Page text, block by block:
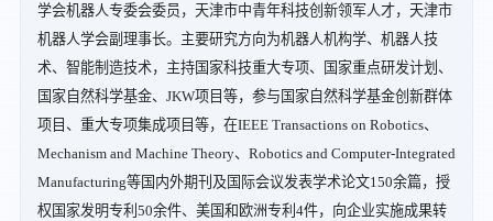
学会机器人专委会委员，天津市中青年科技创新领军人才，天津市
机器人学会副理事长。主要研究方向为机器人机构学、机器人技
术、智能制造技术，主持国家科技重大专项、国家重点研发计划、
国家自然科学基金、JKW项目等，参与国家自然科学基金创新群体
项目、重大专项集成项目等，在IEEE Transactions on Robotics、
Mechanism and Machine Theory、Robotics and Computer-Integrated
Manufacturing等国内外期刊及国际会议发表学术论文150余篇，授
权国家发明专利50余件、美国和欧洲专利4件，向企业实施成果转